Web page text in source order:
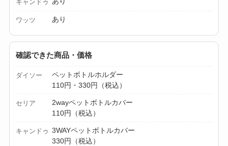
ドの違いもわかりや
【100均】ダイソー/
セリア等でチャイル
ドシートカバーは買
すめ通販も紹介！
キャンドゥ
ワッツ あり
確認できた商品・価格
ダイソー
ペットボトルホルダー
110円・330円（税込）
セリア
2wayペットボトルカバー
110円（税込）
キャンドゥ 3WAYペットボトルカバー
330円（税込）